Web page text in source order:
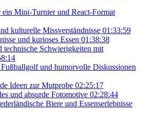
ein Mini-Turnier und React-Format
kulturelle Missverständnisse 01:33:59
und kurioses Essen 01:38:38
technische Schwierigkeiten mit
und humorvolle Diskussionen
Ideen zur Mutprobe 02:25:17
und absurde Fotomotive 02:28:44
Biere und Essenserlebnisse